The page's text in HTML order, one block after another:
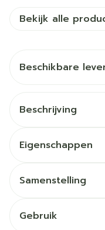
Bekijk alle
Beschikbare
Beschrijving
Eigenschappen
Samenstelling
Gebruik